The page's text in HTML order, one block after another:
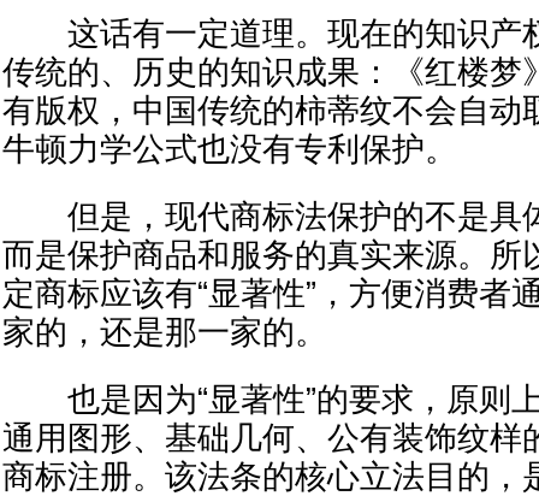
这话有一定道理。现在的知识产
传统的、历史的知识成果：《红楼梦
有版权，中国传统的柿蒂纹不会自动
牛顿力学公式也没有专利保护。
但是，现代商标法保护的不是具
而是保护商品和服务的真实来源。所
定商标应该有“显著性”，方便消费者
家的，还是那一家的。
也是因为“显著性”的要求，原则
通用图形、基础几何、公有装饰纹样
商标注册。该法条的核心立法目的，